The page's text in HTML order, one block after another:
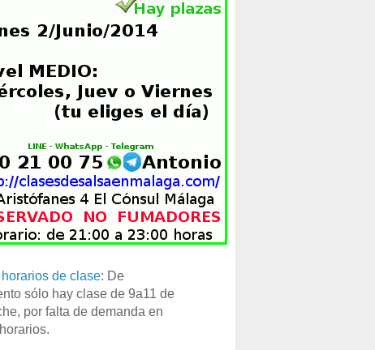
horarios de clase: De
sólo hay clase de 9a11 de
por falta de demanda en